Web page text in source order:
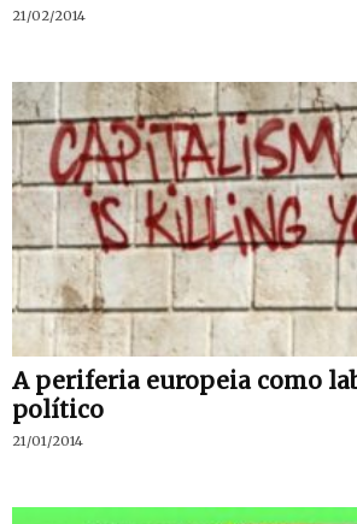
21/02/2014
A periferia europeia como
político
21/01/2014